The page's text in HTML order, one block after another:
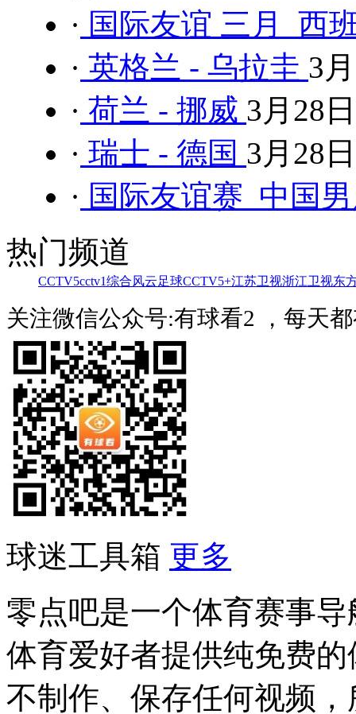
· 国际友谊 三月 西
· 英格兰 - 乌拉圭 3
· 荷兰 - 挪威 3月28日
· 瑞士 - 德国 3月28日
· 国际友谊赛 中国
热门频道
CCTV5cctv1综合风云足球CCTV5+江苏卫视浙江卫视东
关注微信公众号:有球看2 ，每天
球迷工具箱 更多
零点吧是一个体育赛事
体育爱好者提供纯免费
不制作、保存任何视频